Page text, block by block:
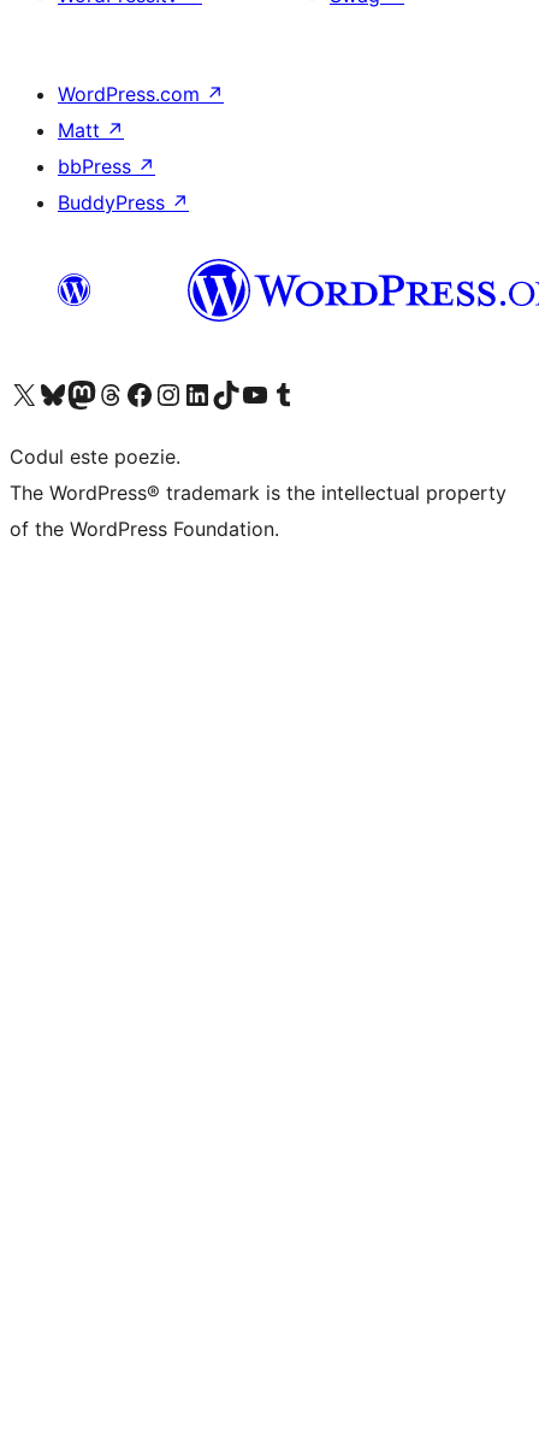
WordPress.com ↗
Matt ↗
bbPress ↗
BuddyPress ↗
Mergi la contul nostru X (fost Twitter)
Vizitează contul nostru Bluesky
Vizitează contul nostru Mastodon
Vizitează contul nostru Threads
Vizitează pagina noastră Facebook
Vizitează-ne pe Instagram
Vizitează-ne pe LinkedIn
Vizitează contul nostru TikTok
Vizitează canalul nostru YouTube
Vizitează contul nostru Tumblr
Codul este poezie.
The WordPress® trademark is the intellectual property
of the WordPress Foundation.